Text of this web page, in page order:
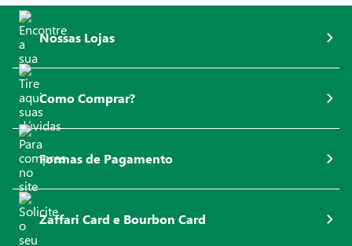
Nossas Lojas
Como Comprar?
Formas de Pagamento
Zaffari Card e Bourbon Card